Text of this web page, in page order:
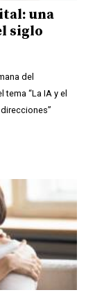
una
siglo
del
“La IA y el